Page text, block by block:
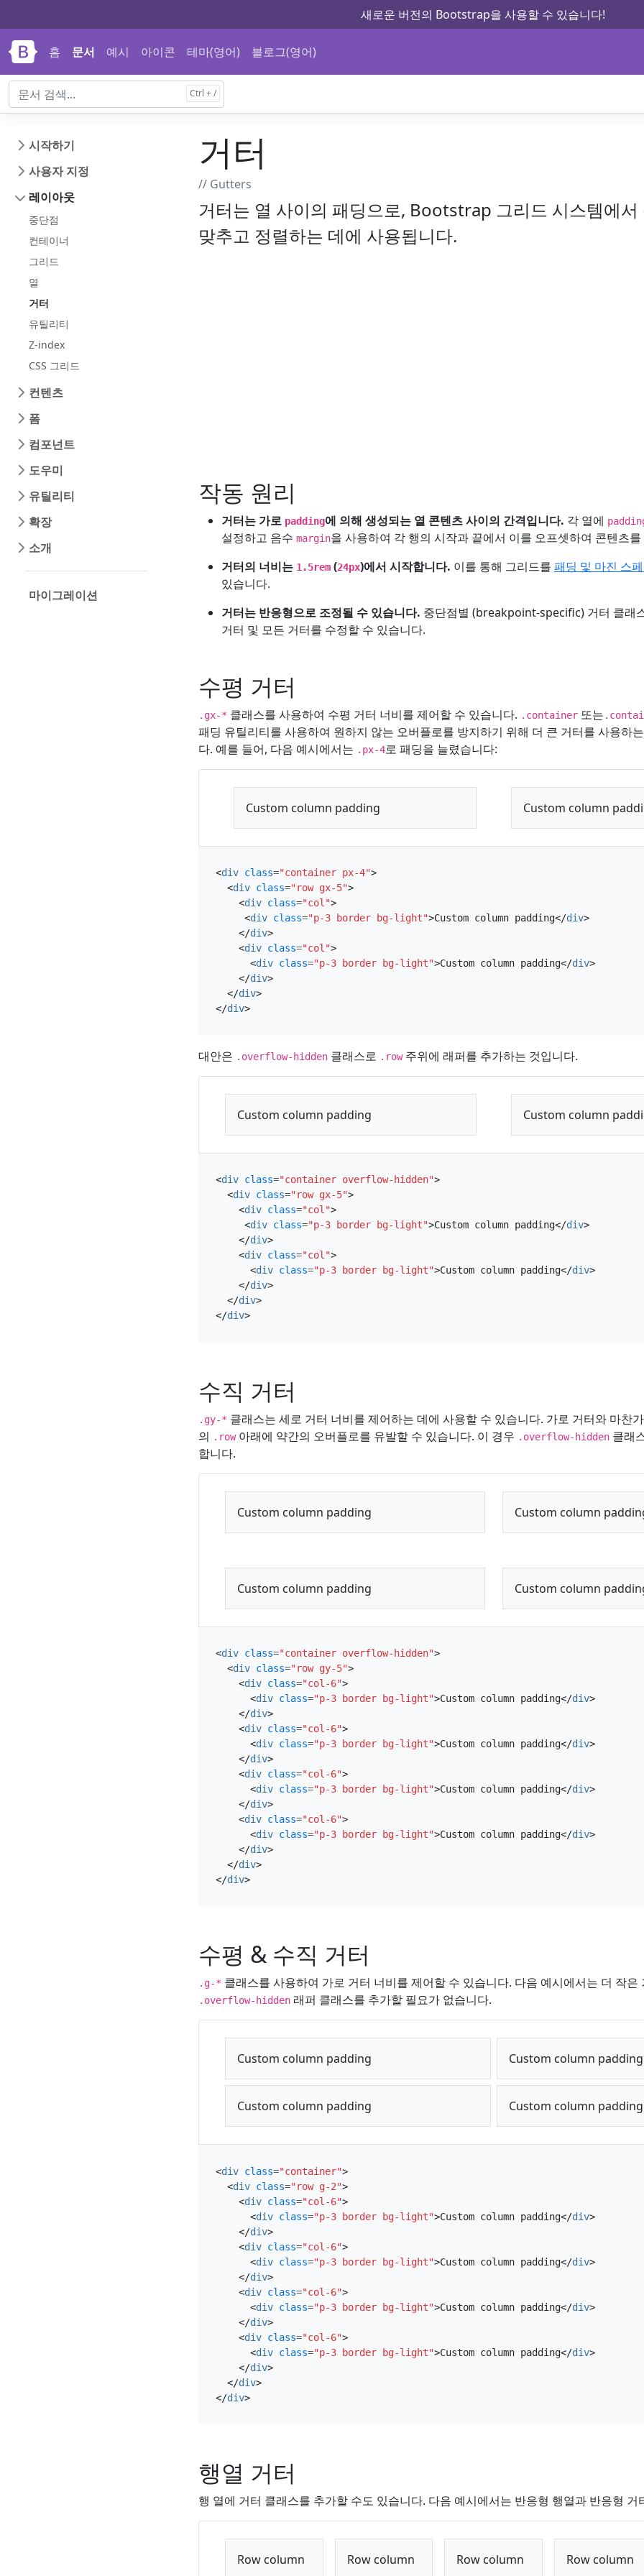
새로운 버전의 Bootstrap을 사용할 수 있습니다!
홈 문서 예시 아이콘 테마(영어) 블로그(영어)
시작하기
사용자 지정
레이아웃
중단점
컨테이너
그리드
열
거터
유틸리티
Z-index
CSS 그리드
컨텐츠
폼
컴포넌트
도우미
유틸리티
확장
소개
마이그레이션
거터
// Gutters
거터는 열 사이의 패딩으로, Bootstrap 그리드 시스템에
맞추고 정렬하는 데에 사용됩니다.
작동 원리
거터는 가로 padding에 의해 생성되는 열 콘텐츠 사이의 간격입니다. 각 열에
설정하고 음수 margin을 사용하여 각 행의 시작과 끝에서 이를 오프셋하여 콘텐츠
거터의 너비는 1.5rem (24px)에서 시작합니다. 이를 통해 그리드를 패딩 및 마진 스
있습니다.
거터는 반응형으로 조정될 수 있습니다. 중단점별 (breakpoint-specific) 거터 클래
거터 및 모든 거터를 수정할 수 있습니다.
수평 거터
.gx-* 클래스를 사용하여 수평 거터 너비를 제어할 수 있습니다. .container 또는
패딩 유틸리티를 사용하여 원하지 않는 오버플로를 방지하기 위해 더 큰 거터를 사용하
다. 예를 들어, 다음 예시에서는 .px-4로 패딩을 늘렸습니다:
Custom column padding Custom column
<div class="container px-4">
<div class="row gx-5">
<div class="col">
<div class="p-3 border bg-light">Custom column padding</div>
</div>
<div class="col">
<div class="p-3 border bg-light">Custom column padding</div>
</div>
</div>
</div>
대안은 .overflow-hidden 클래스로 .row주위에 래퍼를 추가하는 것입니다.
Custom column padding Custom column
<div class="container overflow-hidden">
<div class="row gx-5">
<div class="col">
<div class="p-3 border bg-light">Custom column padding</div>
</div>
<div class="col">
<div class="p-3 border bg-light">Custom column padding</div>
</div>
</div>
</div>
수직 거터
.gy-* 클래스는 세로 거터 너비를 제어하는 ​​데에 사용할 수 있습니다. 가로 거터와 마찬
의 .row아래에 약간의 오버플로를 유발할 수 있습니다. 이 경우 .overflow-hidden 클래
합니다.
Custom column padding Custom column
Custom column padding Custom column
<div class="container overflow-hidden">
<div class="row gy-5">
<div class="col-6">
<div class="p-3 border bg-light">Custom column padding</div>
</div>
<div class="col-6">
<div class="p-3 border bg-light">Custom column padding</div>
</div>
<div class="col-6">
<div class="p-3 border bg-light">Custom column padding</div>
</div>
<div class="col-6">
<div class="p-3 border bg-light">Custom column padding</div>
</div>
</div>
</div>
수평 & 수직 거터
.g-* 클래스를 사용하여 가로 거터 너비를 제어할 수 있습니다. 다음 예시에서는 더 작
.overflow-hidden 래퍼 클래스를 추가할 필요가 없습니다.
Custom column padding Custom column padding
Custom column padding Custom column padding
<div class="container">
<div class="row g-2">
<div class="col-6">
<div class="p-3 border bg-light">Custom column padding</div>
</div>
<div class="col-6">
<div class="p-3 border bg-light">Custom column padding</div>
</div>
<div class="col-6">
<div class="p-3 border bg-light">Custom column padding</div>
</div>
<div class="col-6">
<div class="p-3 border bg-light">Custom column padding</div>
</div>
</div>
</div>
행열 거터
행 열에 거터 클래스를 추가할 수도 있습니다. 다음 예시에서는 반응형 행열과 반응형
Row column Row column Row column Row column